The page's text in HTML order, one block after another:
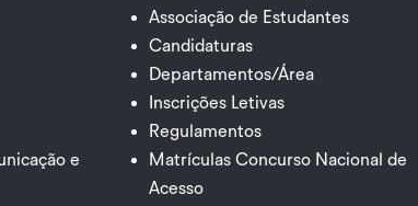
e
Associação de Estudantes
Candidaturas
Departamentos/Área
Inscrições Letivas
Regulamentos
Matrículas Concurso Nacional de
Acesso